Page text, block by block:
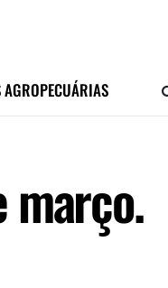
AGROPECUÁRIAS
março.